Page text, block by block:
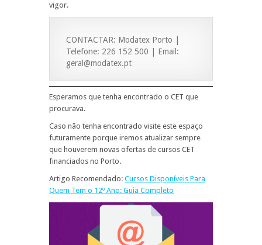
vigor.
CONTACTAR: Modatex Porto |
Telefone: 226 152 500 | Email:
geral@modatex.pt
Esperamos que tenha encontrado o CET que
procurava.
Caso não tenha encontrado visite este espaço
futuramente porque iremos atualizar sempre
que houverem novas ofertas de cursos CET
financiados no Porto.
Artigo Recomendado: Cursos Disponíveis Para
Quem Tem o 12º Ano: Guia Completo